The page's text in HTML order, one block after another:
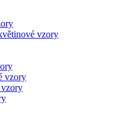
vzory
vzory